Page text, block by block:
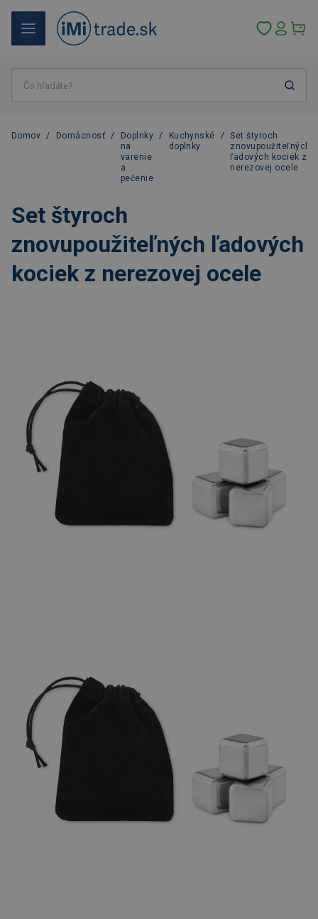
Domov / Domácnosť /
Doplnky
na
varenie
a
pečenie
/
Kuchynské
doplnky
/ Set štyroch
znovupoužiteľných
ľadových kociek z
nerezovej ocele
Set štyroch
znovupoužiteľných ľadových
kociek z nerezovej ocele